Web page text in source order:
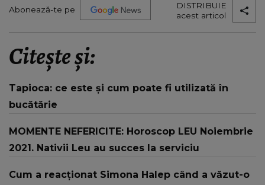
Abonează-te pe
DISTRIBUIE
acest articol
Citește și:
Tapioca: ce este și cum poate fi utilizată în
bucătărie
MOMENTE NEFERICITE: Horoscop LEU Noiembrie
2021. Nativii Leu au succes la serviciu
Cum a reacționat Simona Halep când a văzut-o